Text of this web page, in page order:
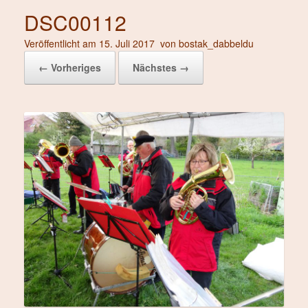
DSC00112
Veröffentlicht am 15. Juli 2017 von bostak_dabbeldu
← Vorheriges
Nächstes →